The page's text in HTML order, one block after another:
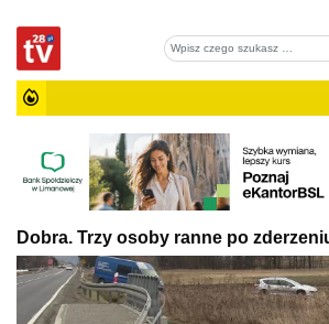
Dobra. Trzy osoby ranne po